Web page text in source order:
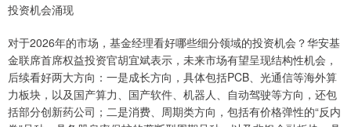
投资机会涌现
对于2026年的市场，基金经理看好哪些细分领域的投资机会？华安基
金联席首席权益投资官胡宜斌表示，未来市场有望呈现结构性机会，
后续看好两大方向：一是成长方向，具体包括PCB、光通信等海外算
力板块，以及国产算力、国产软件、机器人、自动驾驶等方向，还包
括部分创新药公司；二是消费、周期类方向，包括有价格弹性的“反内